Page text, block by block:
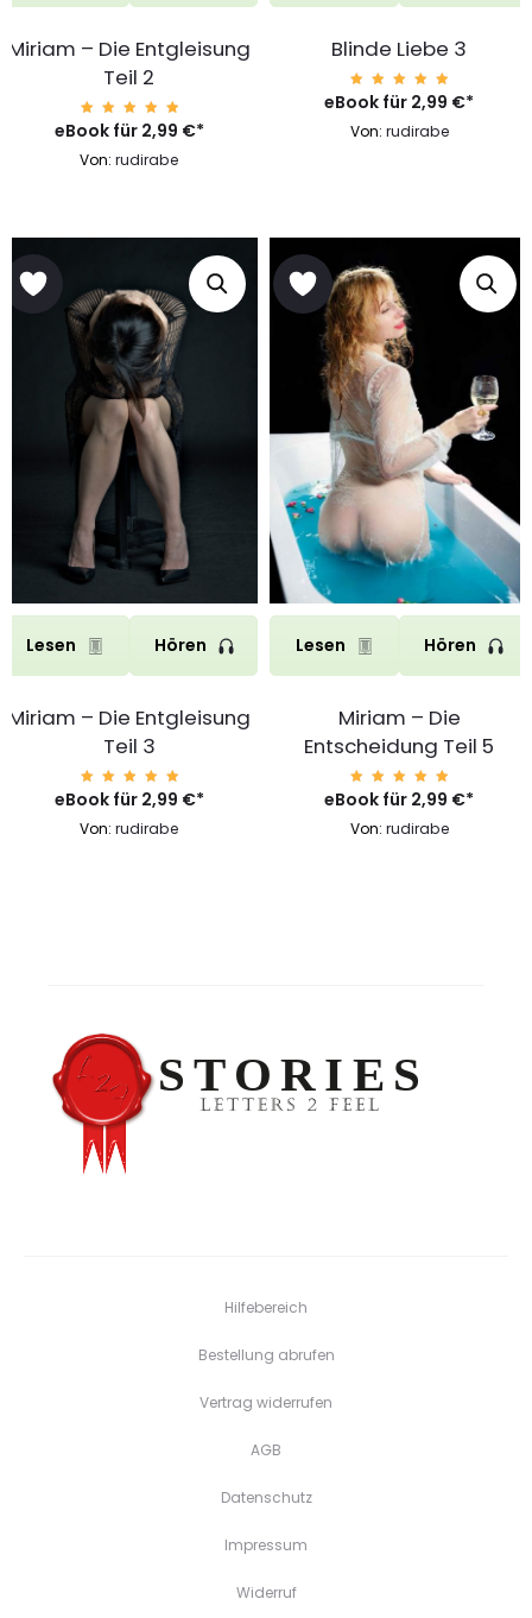
Miriam – Die Entgleisung
Teil 2
Bewerte
t mit
von 5
eBook für 2,99 €*
Von:rudirabe
Blinde Liebe 3
Bewerte
t mit
von 5
eBook für 2,99 €*
Von: rudirabe
Lesen Hören
Miriam – Die Entgleisung
Teil 3
Bewerte
t mit
von 5
eBook für 2,99 €*
Von:rudirabe
Lesen Hören
Miriam – Die
Entscheidung Teil 5
Bewerte
t mit
von 5
eBook für 2,99 €*
Von: rudirabe
Hilfebereich
Bestellung abrufen
Vertrag widerrufen
AGB
Datenschutz
Impressum
Widerruf